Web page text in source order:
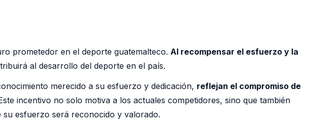
prometedor en el deporte guatemalteco. Al recompensar el esfuerzo y la
al desarrollo del deporte en el país.
merecido a su esfuerzo y dedicación, reflejan el compromiso de
incentivo no solo motiva a los actuales competidores, sino que también
su esfuerzo será reconocido y valorado.